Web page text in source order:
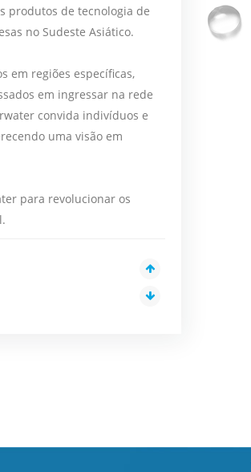
produtos de tecnologia de
no Sudeste Asiático.
em regiões específicas,
​​em ingressar na rede
convida indivíduos e
uma visão em
para revolucionar os